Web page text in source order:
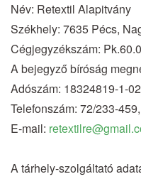
Név: Retextil Alapitvány
Székhely: 7635 Pécs,
Cégjegyzékszám:
A bejegyző bíróság
Adószám: 18324819-1-02
Telefonszám: 72/233-
E-mail:
A tárhely-szolgáltató